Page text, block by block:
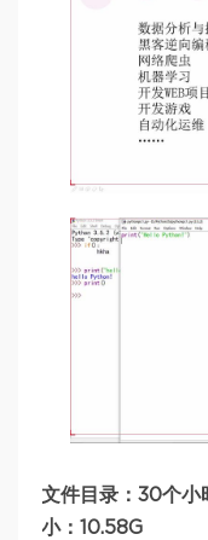
文件目录：30个
小：10.58G